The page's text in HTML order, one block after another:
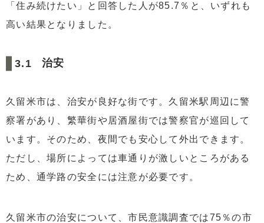
「住み続けたい」と回答した人が85.7％と、いずれも
高い結果となりました。
治安
久留米市は、治安が良好な街です。久留米駅周辺に警
察署があり、繁華街や居酒屋街では警察官が巡回して
います。そのため、夜間でも安心して外出できます。
ただし、場所によっては車通りが激しいところがある
ため、通学路の安全には注意が必要です。
久留米市の治安について、市民意識調査では75％の市